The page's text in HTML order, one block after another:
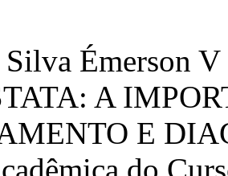
Silva Émerson
A
E